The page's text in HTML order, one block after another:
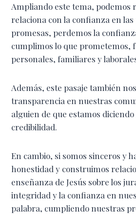
Ampliando este tema,
relaciona con la confianza en
promesas, perdemos la
cumplimos lo que prometemos,
personales, familiares y
Además, este pasaje también
transparencia en nuestras
alguien de que estamos
credibilidad.
En cambio, si somos sinceros y
honestidad y construimos
enseñanza de Jesús sobre los
integridad y la confianza en
palabra, cumpliendo nuestras